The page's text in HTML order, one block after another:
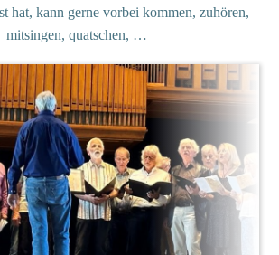
hat, kann gerne vorbei kommen, zuhören,
mitsingen, quatschen, …